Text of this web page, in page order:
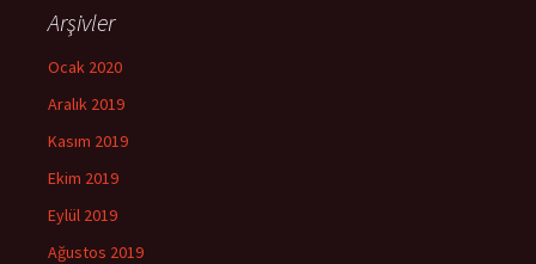
Arşivler
Ocak 2020
Aralık 2019
Kasım 2019
Ekim 2019
Eylül 2019
Ağustos 2019